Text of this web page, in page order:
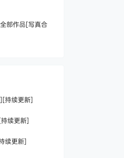
部作品[写真合
持续更新]
续更新]
续更新]